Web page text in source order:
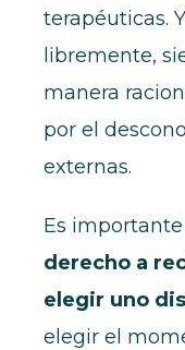
terapéuticas.
libremente,
manera
por el
externas.
Es
derecho a
elegir uno
elegir el